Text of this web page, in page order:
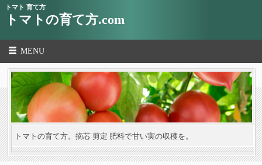
トマト 育て方
トマトの育て方.com
MENU
トマトの育て方。摘芯 剪定 肥料で甘い実の収穫を。